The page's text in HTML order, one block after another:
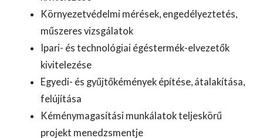
Környezetvédelmi mérések, engedélyeztetés,
műszeres vizsgálatok
Ipari- és technológiai égéstermék-elvezetők
kivitelezése
Egyedi- és gyűjtőkémények építése, átalakítása,
felújítása
Kéménymagasítási munkálatok teljeskörű
projekt menedzsmentje